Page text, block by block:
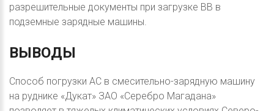
разрешительные документы при загрузке ВВ в
подземные зарядные машины.
ВЫВОДЫ
Способ погрузки АС в смесительно-зарядную машину
на руднике «Дукат» ЗАО «Серебро Магадана»